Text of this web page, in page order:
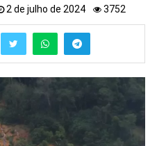
2 de julho de 2024 3752